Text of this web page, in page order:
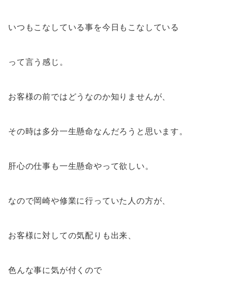
いつもこなしている事を今日もこなしている
って言う感じ。
お客様の前ではどうなのか知りませんが、
その時は多分一生懸命なんだろうと思います。
肝心の仕事も一生懸命やって欲しい。
なので岡崎や修業に行っていた人の方が、
お客様に対しての気配りも出来、
色んな事に気が付くので